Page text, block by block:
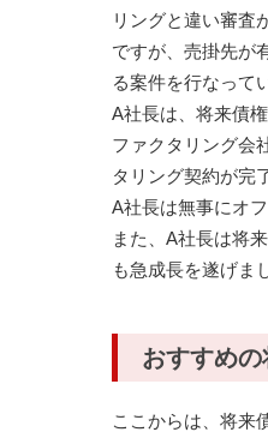
リングと違い審査
ですが、売掛先が
る案件を行なって
A社長は、将来債
ファクタリング会
タリング契約が完
A社長は無事にオ
また、A社長は将
も急成長を遂げま
おすすめ
ここからは、将来